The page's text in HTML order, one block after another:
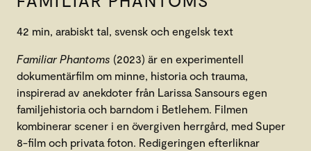
42 min, arabiskt tal, svensk och engelsk text
Familiar Phantoms (2023) är en experimentell
dokumentärfilm om minne, historia och trauma,
inspirerad av anekdoter från Larissa Sansours egen
familjehistoria och barndom i Betlehem. Filmen
kombinerar scener i en övergiven herrgård, med Super
8-film och privata foton. Redigeringen efterliknar